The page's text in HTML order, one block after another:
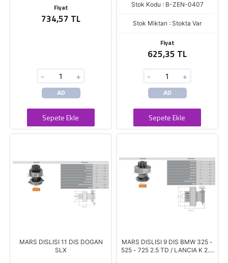
Fiyat
734,57 TL
- +
AD
Sepete Ekle
Stok Kodu : B-ZEN-0407
Stok Miktarı : Stokta Var
Fiyat
625,35 TL
- +
AD
Sepete Ekle
MARS DISLISI 11 DIS DOGAN
SLX
MARS DISLISI 9 DIS BMW 325 -
525 - 725 2.5 TD / LANCIA K 2.4